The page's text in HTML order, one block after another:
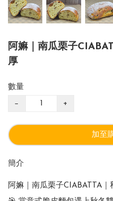
阿嫲｜南瓜栗子
厚
數量
− +
加至
簡介
阿嫲｜南瓜栗子CIABATTA